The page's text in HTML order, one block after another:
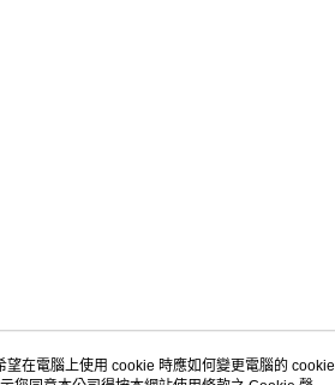
在電腦上使用 cookie 時應如何變更電腦的 cookie